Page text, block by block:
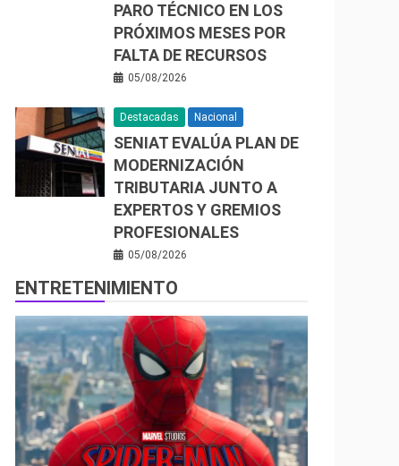
PARO TÉCNICO EN LOS
PRÓXIMOS MESES POR
FALTA DE RECURSOS
05/08/2026
Destacadas Nacional
SENIAT EVALÚA PLAN DE
MODERNIZACIÓN
TRIBUTARIA JUNTO A
EXPERTOS Y GREMIOS
PROFESIONALES
05/08/2026
ENTRETENIMIENTO